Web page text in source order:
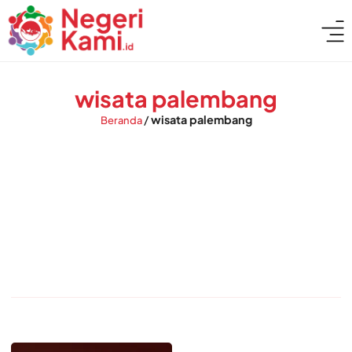
wisata palembang
Beranda/wisata palembang